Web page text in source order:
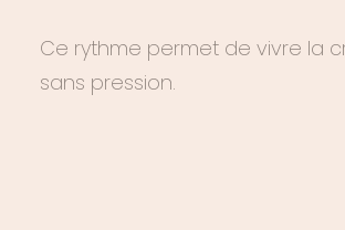
Ce rythme permet de vivre la
sans pression.